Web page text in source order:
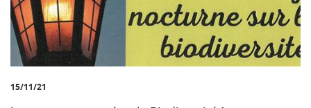
15/11/21